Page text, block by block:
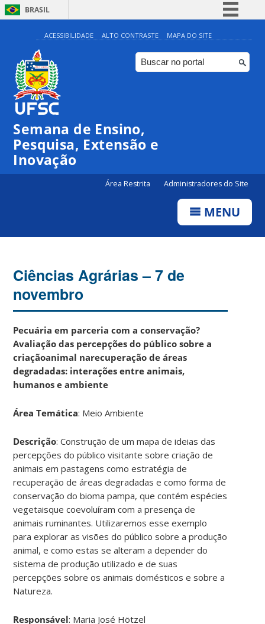
BRASIL
Simplifique!
Comunica BR
Participe
ACESSIBILIDADE ALTO CONTRASTE MAPA DO SITE
Semana de Ensino,
Pesquisa, Extensão e
Inovação
Área Restrita Administradores do Site
MENU
Ciências Agrárias – 7 de
novembro
Pecuária em parceria com a conservação?
Avaliação das percepções do público sobre a
criaçãoanimal narecuperação de áreas
degradadas: interações entre animais,
humanos e ambiente
Área Temática: Meio Ambiente
Descrição: Construção de um mapa de ideias das
percepções do público visitante sobre criação de
animais em pastagens como estratégia de
recuperação de áreas degradadas e como forma de
conservação do bioma pampa, que contém espécies
vegetaisque coevoluíram com a presença de
animais ruminantes. Utilizaremos esse exemplo
para explorar as visões do público sobre a produção
animal, e como estas se alteram a depender do
sistema de produção utilizado e de suas
percepções sobre os animais domésticos e sobre a
Natureza.
Responsável: Maria José Hötzel